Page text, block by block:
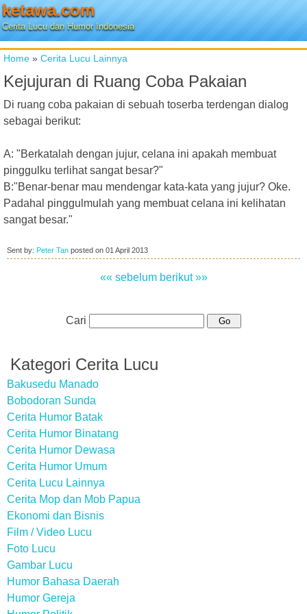
ketawa.com
Cerita Lucu dan Humor Indonesia
Home » Cerita Lucu Lainnya
Kejujuran di Ruang Coba Pakaian
Di ruang coba pakaian di sebuah toserba terdengan dialog
sebagai berikut:
A: "Berkatalah dengan jujur, celana ini apakah membuat
pinggulku terlihat sangat besar?"
B:"Benar-benar mau mendengar kata-kata yang jujur? Oke.
Padahal pinggulmulah yang membuat celana ini kelihatan
sangat besar."
Sent by: Peter Tan posted on 01 April 2013
«« sebelum berikut »»
Cari
Kategori Cerita Lucu
Bakusedu Manado
Bobodoran Sunda
Cerita Humor Batak
Cerita Humor Binatang
Cerita Humor Dewasa
Cerita Humor Umum
Cerita Lucu Lainnya
Cerita Mop dan Mob Papua
Ekonomi dan Bisnis
Film / Video Lucu
Foto Lucu
Gambar Lucu
Humor Bahasa Daerah
Humor Gereja